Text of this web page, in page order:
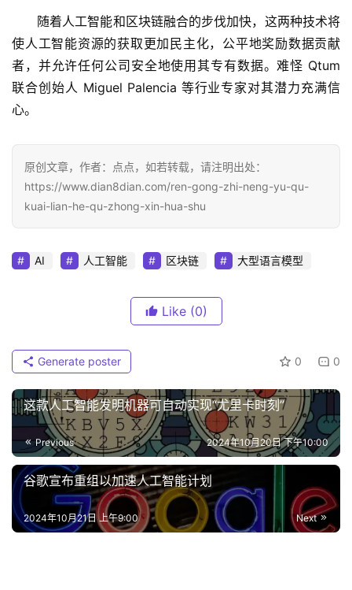
随着人工智能和区块链融合的步伐加快，这两种技术将
使人工智能资源的获取更加民主化，公平地奖励数据贡献
者，并允许任何公司安全地使用其专有数据。难怪 Qtum
联合创始人 Miguel Palencia 等行业专家对其潜力充满信
心。
原创文章，作者：点点，如若转载，请注明出处：
https://www.dian8dian.com/ren-gong-zhi-neng-yu-qu-
kuai-lian-he-qu-zhong-xin-hua-shu
AI 人工智能 区块链 大型语言模型
Like (0)
0 0
Generate poster
这款人工智能发明机器可自动实现“尤里卡时刻”
Previous 2024年10月20日 下午10:00
谷歌宣布重组以加速人工智能计划
Next
2024年10月21日 上午9:00